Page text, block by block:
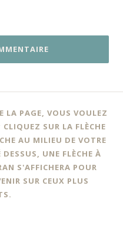
LA PAGE, VOUS VOULEZ
SUR LA FLÈCHE
AU MILIEU DE VOTRE
UNE FLÈCHE À
S'AFFICHERA POUR
SUR CEUX PLUS